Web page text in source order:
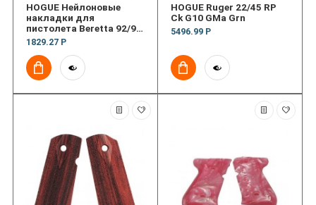
HOGUE Нейлоновые
накладки для
пистолета Beretta 92/96
series Ny Grip Pan
1829.27 Р
HOGUE Ruger 22/45 RP
Ck G10 GMa Grn
5496.99 Р